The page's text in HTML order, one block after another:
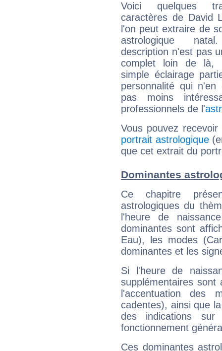
Voici quelques
caractères de David
l'on peut extraire de
astrologique
description n'est pas
complet loin de là,
simple éclairage
personnalité qui n'en
pas moins
professionnels de l'
Vous pouvez
portrait astrologique
que cet extrait du
Dominantes
Ce chapitre
astrologiques du
l'heure de
dominantes sont
Eau), les modes
dominantes et les
Si l'heure de
supplémentaires sont
l'accentuation des
cadentes), ainsi que
des indications sur
fonctionnement
Ces dominantes